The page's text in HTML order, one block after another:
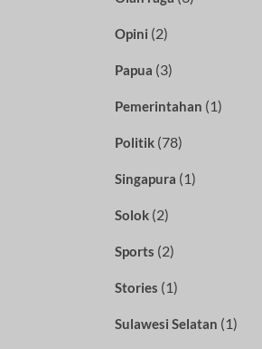
Opini (2)
Papua (3)
Pemerintahan (1)
Politik(78)
Singapura (1)
Solok(2)
Sports (2)
Stories (1)
Sulawesi Selatan (1)